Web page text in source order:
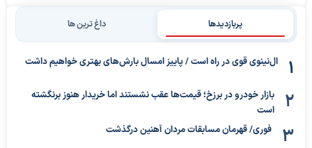
پربازدیدها داغ ترین ها
ال‌نینوی قوی در راه است / پاییز امسال بارش‌های بهتری خواهیم داشت
بازار خودرو در برزخ؛ قیمت‌ها عقب نشستند اما خریدار هنوز برنگشته
است
فوری/ قهرمان مسابقات مردان آهنین درگذشت